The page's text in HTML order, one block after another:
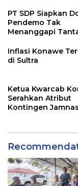
PT SDP Siapkan
Pendemo Tak
Menanggapi
Inflasi Konawe
di Sultra
Ketua Kwarcab
Serahkan Atribut
Kontingen